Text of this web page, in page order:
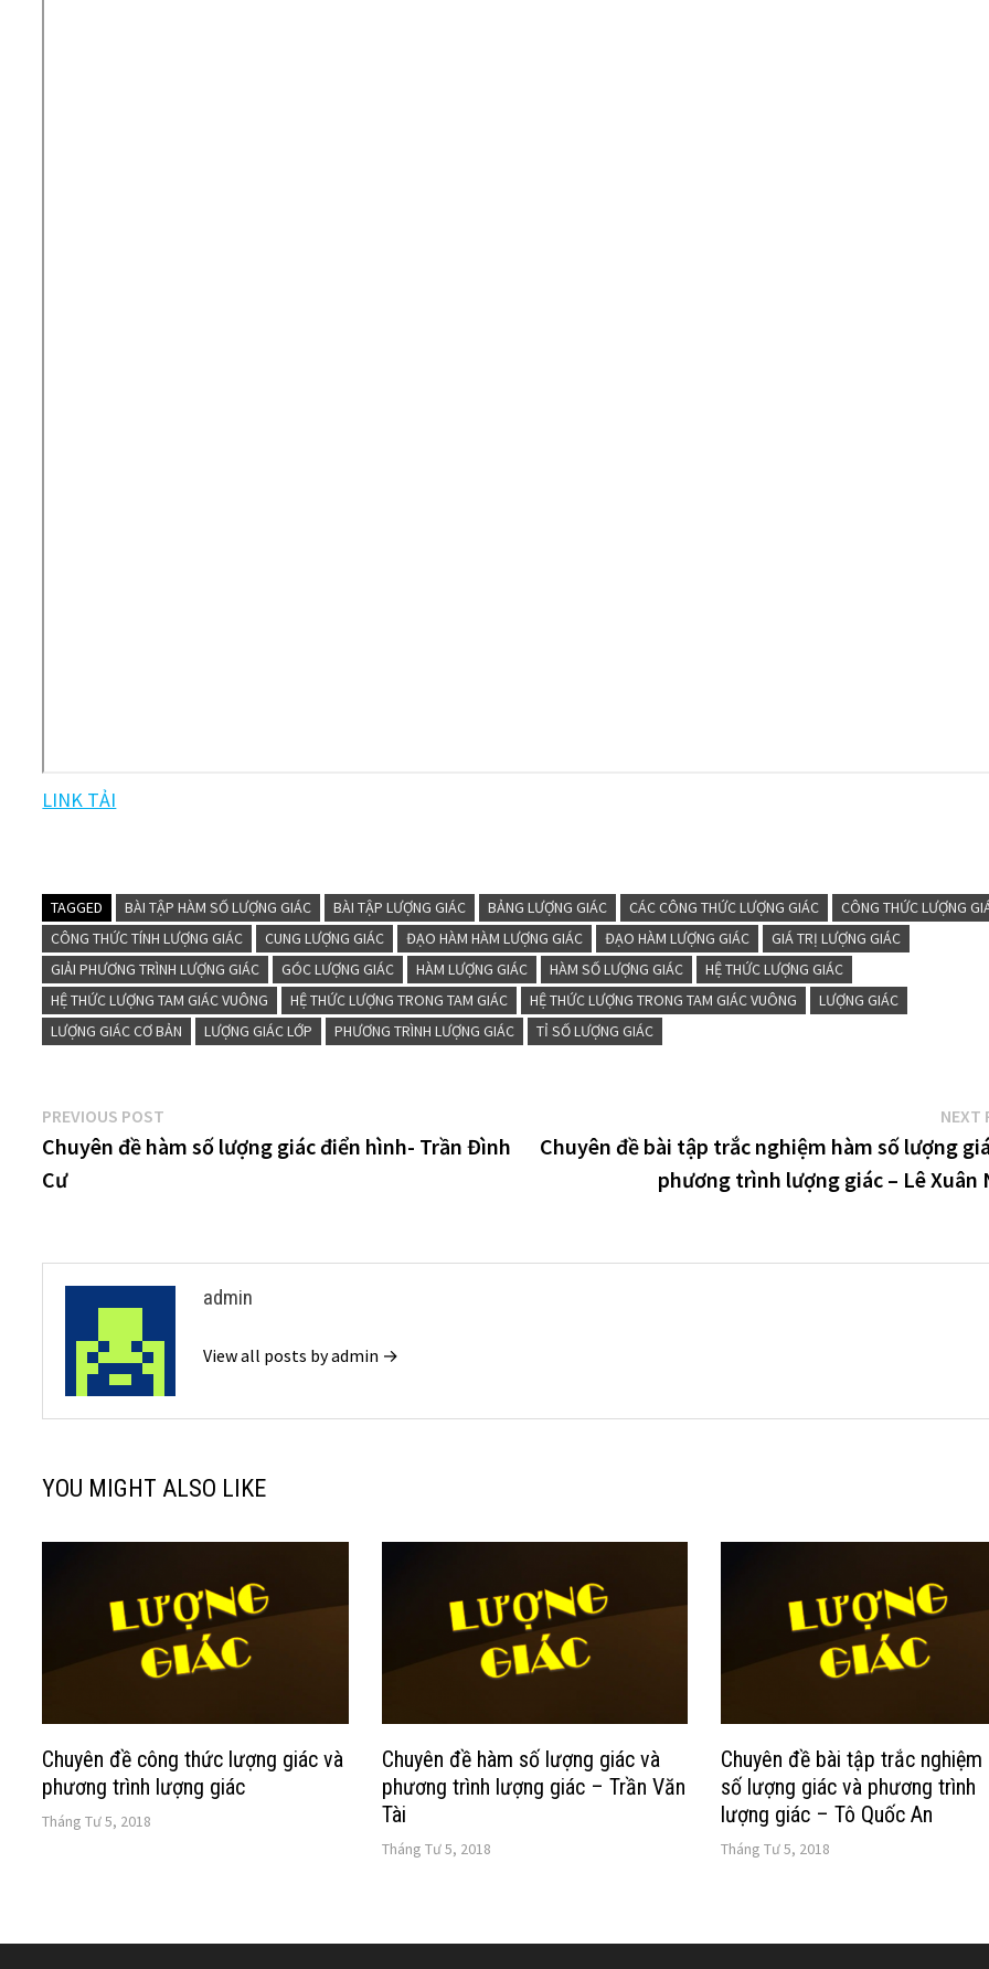
LINK TẢI
TAGGED BÀI TẬP HÀM SỐ LƯỢNG GIÁC BÀI TẬP LƯỢNG GIÁC BẢNG LƯỢNG GIÁC CÁC CÔNG THỨC LƯỢNG GIÁC
CÔNG THỨC LƯỢNG
CÔNG THỨC TÍNH LƯỢNG GIÁC
CUNG LƯỢNG GIÁC ĐẠO HÀM HÀM LƯỢNG GIÁC ĐẠO HÀM LƯỢNG GIÁC
GIÁ TRỊ LƯỢNG GIÁC
GIẢI PHƯƠNG TRÌNH LƯỢNG GIÁC
GÓC LƯỢNG GIÁC HÀM LƯỢNG GIÁC HÀM SỐ LƯỢNG GIÁC
HỆ THỨC LƯỢNG GIÁC
HỆ THỨC LƯỢNG TAM GIÁC VUÔNG
HỆ THỨC LƯỢNG TRONG TAM GIÁC HỆ THỨC LƯỢNG TRONG TAM GIÁC VUÔNG
LƯỢNG GIÁC
LƯỢNG GIÁC CƠ BẢN
LƯỢNG GIÁC LỚP PHƯƠNG TRÌNH LƯỢNG GIÁC TỈ SỐ LƯỢNG GIÁC
Điều
hướng
PREVIOUS POST
post:
Chuyên đề hàm số lượng giác điển hình- Trần Đình
Cư
NEXT
Chuyên đề bài tập trắc nghiệm hàm số lượng
phương trình lượng giác – Lê Xuân
admin
View all posts by admin →
YOU MIGHT ALSO LIKE
Chuyên đề công thức lượng giác và
phương trình lượng giác
Tháng Tư 5, 2018
Chuyên đề hàm số lượng giác và
phương trình lượng giác – Trần Văn
Tài
Tháng Tư 5, 2018
Chuyên đề bài tập trắc nghiệm
số lượng giác và phương trình
lượng giác – Tô Quốc An
Tháng Tư 5, 2018